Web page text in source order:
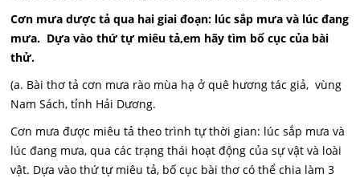
Cơn mưa dược tả qua hai giai đoạn: lúc sắp mưa và lúc đang
mưa. Dựa vào thứ tự miêu tả,em hãy tìm bố cục của bài
thử.
(a. Bài thơ tả cơn mưa rào mùa hạ ở quê hương tác giả, vùng
Nam Sách, tỉnh Hải Dương.
Cơn mưa được miêu tả theo trình tự thời gian: lúc sắp mưa và
lúc đang mưa, qua các trạng thái hoạt động của sự vật và loài
vật. Dựa vào thứ tự miêu tả, bố cục bài thơ có thể chia làm 3